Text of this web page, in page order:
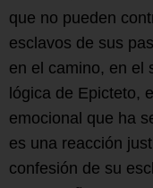
que no pueden
esclavos de sus
en el camino, en
lógica de Epicteto,
emocional que ha
es una reacción
confesión de su